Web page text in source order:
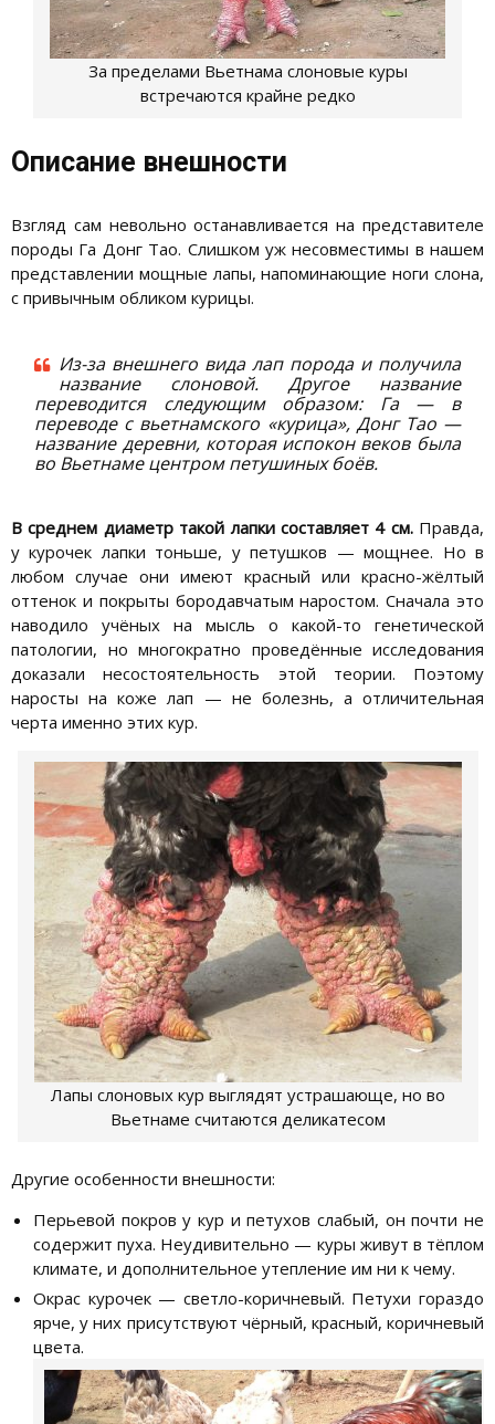
За пределами Вьетнама слоновые куры
встречаются крайне редко
Описание внешности
Взгляд сам невольно останавливается на представителе
породы Га Донг Тао. Слишком уж несовместимы в нашем
представлении мощные лапы, напоминающие ноги слона,
с привычным обликом курицы.
Из-за внешнего вида лап порода и получила
название слоновой. Другое название
переводится следующим образом: Га — в
переводе с вьетнамского «курица», Донг Тао —
название деревни, которая испокон веков была
во Вьетнаме центром петушиных боёв.
В среднем диаметр такой лапки составляет 4 см.Правда,
у курочек лапки тоньше, у петушков — мощнее. Но в
любом случае они имеют красный или красно-жёлтый
оттенок и покрыты бородавчатым наростом. Сначала это
наводило учёных на мысль о какой-то генетической
патологии, но многократно проведённые исследования
доказали несостоятельность этой теории. Поэтому
наросты на коже лап — не болезнь, а отличительная
черта именно этих кур.
Лапы слоновых кур выглядят устрашающе, но во
Вьетнаме считаются деликатесом
Другие особенности внешности:
Перьевой покров у кур и петухов слабый, он почти не
содержит пуха. Неудивительно — куры живут в тёплом
климате, и дополнительное утепление им ни к чему.
Окрас курочек — светло-коричневый. Петухи гораздо
ярче, у них присутствуют чёрный, красный, коричневый
цвета.